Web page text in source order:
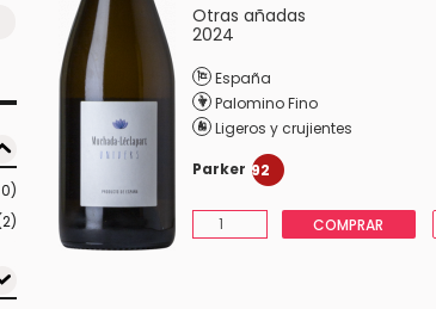
Otras añadas
2024
España
Palomino Fino
Ligeros y crujientes
Parker 92
COMPRAR